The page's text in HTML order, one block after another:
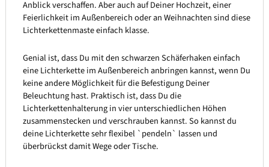
Anblick verschaffen. Aber auch auf Deiner Hochzeit, einer
Feierlichkeit im Außenbereich oder an Weihnachten sind diese
Lichterkettenmaste einfach klasse.
Genial ist, dass Du mit den schwarzen Schäferhaken einfach
eine Lichterkette im Außenbereich anbringen kannst, wenn Du
keine andere Möglichkeit für die Befestigung Deiner
Beleuchtung hast. Praktisch ist, dass Du die
Lichterkettenhalterung in vier unterschiedlichen Höhen
zusammenstecken und verschrauben kannst. So kannst du
deine Lichterkette sehr flexibel `pendeln` lassen und
überbrückst damit Wege oder Tische.